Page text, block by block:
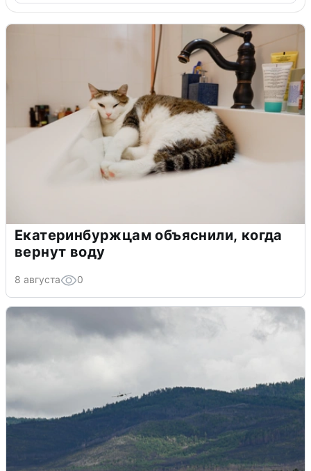
Екатеринбуржцам объяснили, когда
вернут воду
8 августа 0